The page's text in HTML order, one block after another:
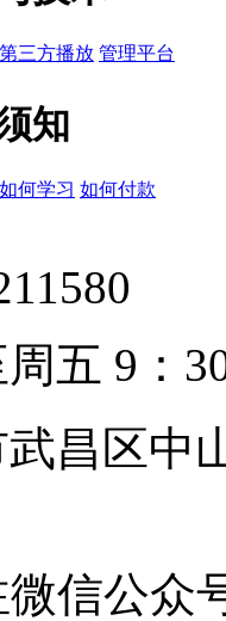
第三方播放 管理平台
知
如何学习 如何付款
五 9：
昌区中
微信公众